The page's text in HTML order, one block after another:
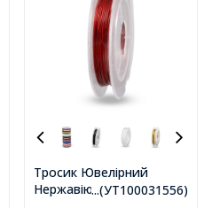
...(УТ100031556)
Тросик Ювелірний
Нержавіюча Сталь,